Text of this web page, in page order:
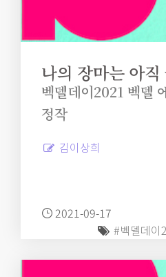
나의 장마는 아
벡델데이2021 벡델
정작
김이상희
2021-09-17
#벡델데이